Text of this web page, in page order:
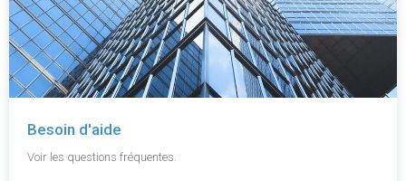
Besoin d'aide
Voir les questions fréquentes.